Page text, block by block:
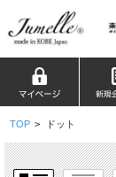
TOP > ドット